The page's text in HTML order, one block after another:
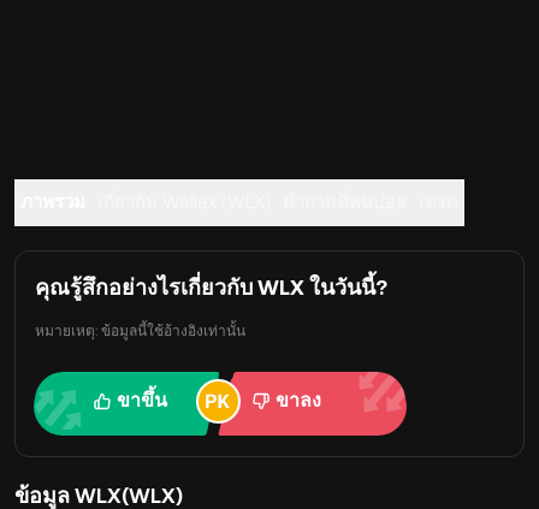
คุณรู้สึกอย่างไรเกี่ยวกับ WLX ในวันนี้?
หมายเหตุ: ข้อมูลนี้ใช้อ้างอิงเท่านั้น
ขาขึ้น ขาลง
ข้อมูล WLX(WLX)